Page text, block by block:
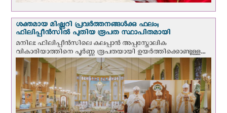
ശക്തമായ മിഷ്ണറി പ്രവർത്തനങ്ങൾക്കു ഫലം;
ഫിലിപ്പീൻസിൽ പുതിയ രൂപത സ്ഥാപിതമായി
മനില: ഫിലിപ്പീൻസിലെ കലപ്പാൻ അപ്പസ്തോലിക
വികാരിയാത്തിനെ പൂർണ്ണ രൂപതയായി ഉയർത്തിക്കൊണ്ടുള്ള...